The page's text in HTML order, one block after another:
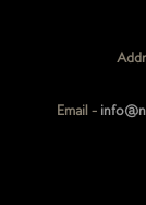
Email -